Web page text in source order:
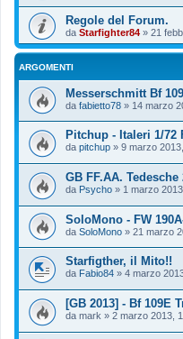
Regole del Forum.
da Starfighter84 » 21
ARGOMENTI
Messerschmitt Bf
da fabietto78 » 14 marzo
Pitchup - Italeri 1/72
da pitchup » 9 marzo
GB FF.AA.
da Psycho » 1 marzo
SoloMono - FW
da SoloMono » 21 marzo
Starfigther, il Mito!!
da Fabio84 » 4 marzo
[GB 2013] - Bf 109E
da mark » 2 marzo 2013,